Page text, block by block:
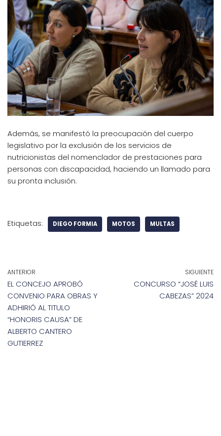
Además, se manifestó la preocupación del cuerpo
legislativo por la exclusión de los servicios de
nutricionistas del nomenclador de prestaciones para
personas con discapacidad, haciendo un llamado para
su pronta inclusión.
Etiquetas: DIEGO FORMIA MOTOS MULTAS
ANTERIOR
EL CONCEJO APROBÓ
CONVENIO PARA OBRAS Y
ADHIRIÓ AL TITULO
“HONORIS CAUSA” DE
ALBERTO CANTERO
GUTIERREZ
SIGUIENTE
CONCURSO “JOSÉ LUIS
CABEZAS” 2024